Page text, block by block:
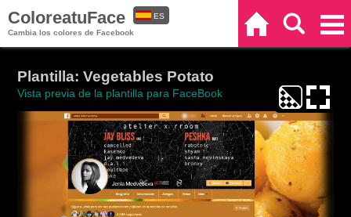
ColoreatuFace
Cambia los colores de Facebook
ES
Plantilla: Vegetables Potato
Vista previa de la plantilla para FaceBook